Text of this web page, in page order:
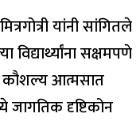
यांनी सांगितले
सक्षमपणे
कौशल्य आत्मसात
जागतिक दृष्टिकोन